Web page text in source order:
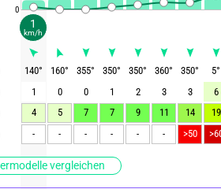
vergleichen
0
140° 160° 355° 350° 350° 360° 350° 5°
1
0 0 1 2 3 3
6
4
5 7 7 9 11 14
19
-
- - - - - >50
1
km/h